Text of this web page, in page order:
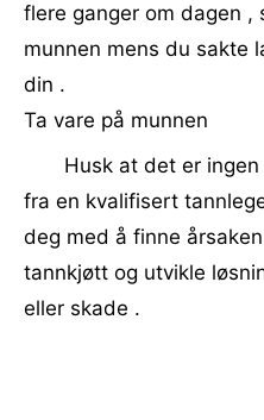
flere ganger om dagen ,
munnen mens du sakte
din .
Ta vare på munnen
Husk at det er
fra en kvalifisert
deg med å finne
tannkjøtt og utvikle
eller skade .